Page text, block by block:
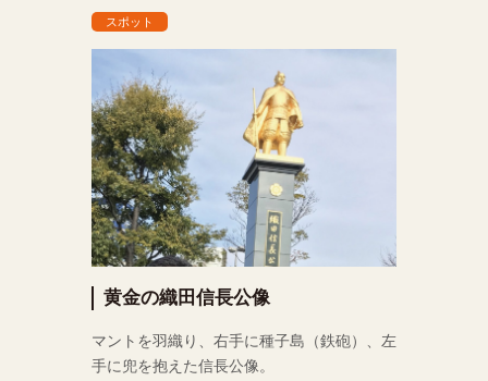
スポット
黄金の織田信長公像
マントを羽織り、右手に種子島（鉄砲）、左
手に兜を抱えた信長公像。